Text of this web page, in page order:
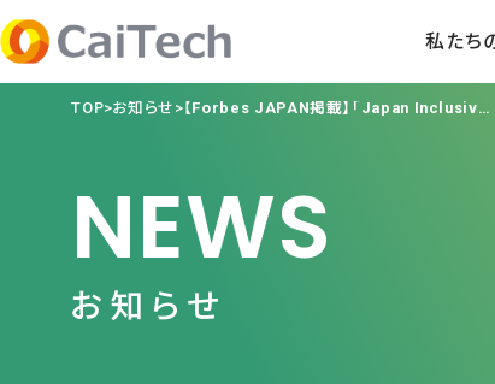
私たち
TOP お知らせ 【Forbes JAPAN掲載】「Japan Inclusive Ventures Lab-Tokyo Day-」登壇記事掲載！
NEWS
お知らせ